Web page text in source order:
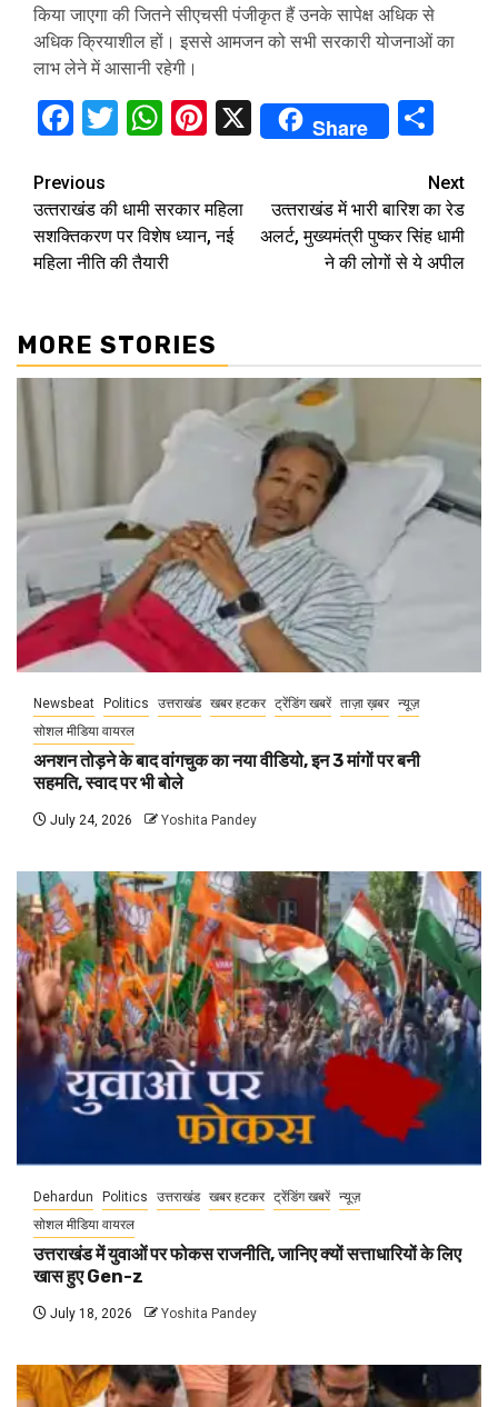
किया जाएगा की जितने सीएचसी पंजीकृत हैं उनके सापेक्ष अधिक से
अधिक क्रियाशील हों। इससे आमजन को सभी सरकारी योजनाओं का
लाभ लेने में आसानी रहेगी।
Facebook
Twitter
WhatsApp
Pinterest
X Share
Continue
Reading
Previous
उत्‍तराखंड की धामी सरकार महिला
सशक्तिकरण पर विशेष ध्यान, नई
महिला नीति की तैयारी
Next
उत्‍तराखंड में भारी बारिश का रेड
अलर्ट, मुख्यमंत्री पुष्‍कर सिंह धामी
ने की लोगों से ये अपील
MORE STORIES
Newsbeat Politics उत्तराखंड खबर हटकर ट्रेंडिंग खबरें ताज़ा ख़बर न्यूज़
सोशल मीडिया वायरल
अनशन तोड़ने के बाद वांगचुक का नया वीडियो, इन 3 मांगों पर बनी
सहमति, स्वाद पर भी बोले
July 24, 2026 Yoshita Pandey
Dehardun Politics उत्तराखंड खबर हटकर ट्रेंडिंग खबरें न्यूज़
सोशल मीडिया वायरल
उत्तराखंड में युवाओं पर फोकस राजनीति, जानिए क्यों सत्ताधारियों के लिए
खास हुए Gen-z
July 18, 2026 Yoshita Pandey